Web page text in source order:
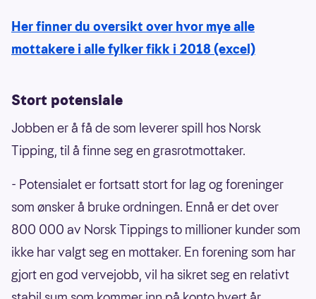
Her finner du oversikt over hvor mye alle
mottakere i alle fylker fikk i 2018 (excel)
Stort potensiale
Jobben er å få de som leverer spill hos Norsk
Tipping, til å finne seg en grasrotmottaker.
- Potensialet er fortsatt stort for lag og foreninger
som ønsker å bruke ordningen. Ennå er det over
800 000 av Norsk Tippings to millioner kunder som
ikke har valgt seg en mottaker. En forening som har
gjort en god vervejobb, vil ha sikret seg en relativt